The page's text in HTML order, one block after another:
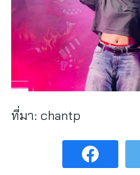
ที่มา: chantp